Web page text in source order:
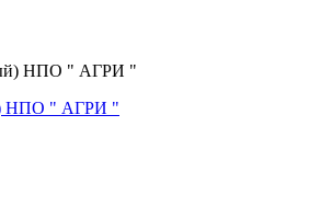
НПО " АГРИ "